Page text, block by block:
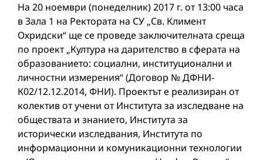
На 20 ноември (понеделник) 2017 г. от 13:00 часа
в Зала 1 на Ректората на СУ „Св. Климент
Охридски“ ще се проведе заключителната среща
по проект „Култура на дарителство в сферата на
образованието: социални, институционални и
личностни измерения“ (Договор № ДФНИ-
К02/12.12.2014, ФНИ). Проектът е реализиран от
колектив от учени от Института за изследване на
обществата и знанието, Института за
исторически изследвания, Института по
информационни и комуникационни технологии